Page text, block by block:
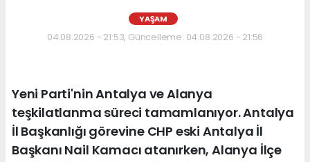
YAŞAM
04.08.2026 - 21:53, Güncelleme: 04.08.2026 - 21:56
Yeni Parti'nin Antalya ve Alanya
teşkilatlanma süreci tamamlanıyor. Antalya
İl Başkanlığı görevine CHP eski Antalya İl
Başkanı Nail Kamacı atanırken, Alanya İlçe